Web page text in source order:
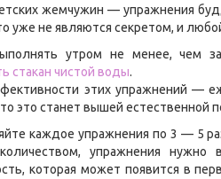
жемчужин — упражнения
уже не являются секретом, и
утром не менее, чем
стакан чистой воды.
этих упражнений —
это станет вышей естественной
каждое упражнения по 3 — 5
упражнения
которая может появится в